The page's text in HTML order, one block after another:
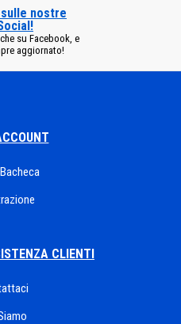
nostre
su Facebook, e
aggiornato!
CLIENTI